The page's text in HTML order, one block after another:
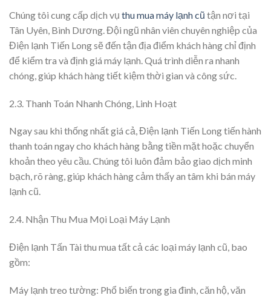
Chúng tôi cung cấp dịch vụ thu mua máy lạnh cũ tận nơi tại
Tân Uyên, Bình Dương. Đội ngũ nhân viên chuyên nghiệp của
Điện lạnh Tiến Long sẽ đến tận địa điểm khách hàng chỉ định
để kiểm tra và định giá máy lạnh. Quá trình diễn ra nhanh
chóng, giúp khách hàng tiết kiệm thời gian và công sức.
2.3. Thanh Toán Nhanh Chóng, Linh Hoạt
Ngay sau khi thống nhất giá cả, Điện lạnh Tiến Long tiến hành
thanh toán ngay cho khách hàng bằng tiền mặt hoặc chuyển
khoản theo yêu cầu. Chúng tôi luôn đảm bảo giao dịch minh
bạch, rõ ràng, giúp khách hàng cảm thấy an tâm khi bán máy
lạnh cũ.
2.4. Nhận Thu Mua Mọi Loại Máy Lạnh
Điện lạnh Tấn Tài thu mua tất cả các loại máy lạnh cũ, bao
gồm:
Máy lạnh treo tường: Phổ biến trong gia đình, căn hộ, văn